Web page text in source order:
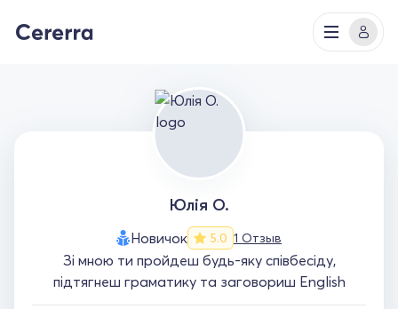
Юлія О.
Новичок 5.0 1 Отзыв
Зі мною ти пройдеш будь-яку співбесіду,
підтягнеш граматику та заговориш English